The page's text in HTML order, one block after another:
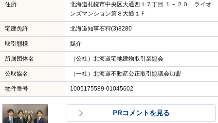
住所
北海道札幌市中央区大通西１７丁目 １－２０ ライオ
ンズマンション第８大通１Ｆ
宅建免許 北海道知事石狩(3)8280
取引態様 媒介
所属団体名 （公社）北海道宅地建物取引業協会
公取協名 （一社）北海道不動産公正取引協議会加盟
物件番号 1005175589-01045602
PRコメントを見る